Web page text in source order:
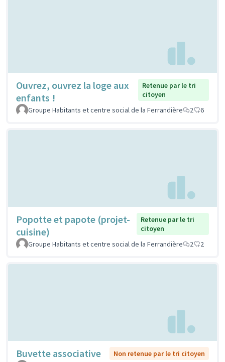
Ouvrez, ouvrez la loge aux
enfants !
Retenue par le tri
citoyen
Groupe Habitants et centre social de la Ferrandière
2 6
Popotte et papote (projet-
cuisine)
Retenue par le tri
citoyen
Groupe Habitants et centre social de la Ferrandière
2 2
Buvette associative
Non retenue par le tri citoyen